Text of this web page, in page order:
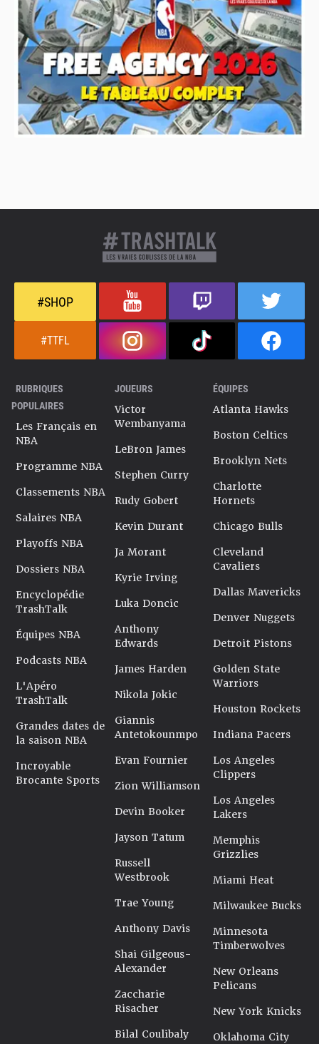
#SHOP
#TTFL
RUBRIQUES
POPULAIRES
Les Français en
NBA
Programme NBA
Classements NBA
Salaires NBA
Playoffs NBA
Dossiers NBA
Encyclopédie
TrashTalk
Équipes NBA
Podcasts NBA
L'Apéro
TrashTalk
Grandes dates de
la saison NBA
Incroyable
Brocante Sports
JOUEURS
Victor
Wembanyama
LeBron James
Stephen Curry
Rudy Gobert
Kevin Durant
Ja Morant
Kyrie Irving
Luka Doncic
Anthony
Edwards
James Harden
Nikola Jokic
Giannis
Antetokounmpo
Evan Fournier
Zion Williamson
Devin Booker
Jayson Tatum
Russell
Westbrook
Trae Young
Anthony Davis
Shai Gilgeous-
Alexander
Zaccharie
Risacher
Bilal Coulibaly
ÉQUIPES
Atlanta Hawks
Boston Celtics
Brooklyn Nets
Charlotte
Hornets
Chicago Bulls
Cleveland
Cavaliers
Dallas Mavericks
Denver Nuggets
Detroit Pistons
Golden State
Warriors
Houston Rockets
Indiana Pacers
Los Angeles
Clippers
Los Angeles
Lakers
Memphis
Grizzlies
Miami Heat
Milwaukee Bucks
Minnesota
Timberwolves
New Orleans
Pelicans
New York Knicks
Oklahoma City